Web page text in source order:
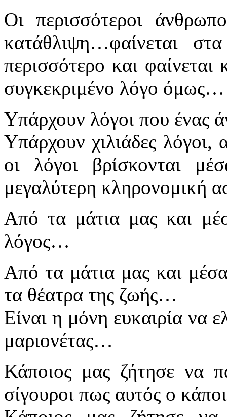
Οι περισσότεροι
κατάθλιψη…φαίνεται
περισσότερο και
συγκεκριμένο λόγο όμως…
Υπάρχουν λόγοι που ένας
Υπάρχουν χιλιάδες
οι λόγοι βρίσκονται
μεγαλύτερη κληρονομική
Από τα μάτια μας και
λόγος…
Από τα μάτια μας και
τα θέατρα της ζωής…
Είναι η μόνη ευκαιρία να
μαριονέτας…
Κάποιος μας ζήτησε να
σίγουροι πως αυτός ο